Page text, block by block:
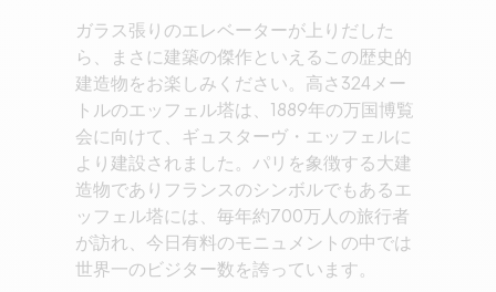
ガラス張りのエレベーターが上りだした
ら、まさに建築の傑作といえるこの歴史的
建造物をお楽しみください。高さ324メー
トルのエッフェル塔は、1889年の万国博覧
会に向けて、ギュスターヴ・エッフェルに
より建設されました。パリを象徴する大建
造物でありフランスのシンボルでもあるエ
ッフェル塔には、毎年約700万人の旅行者
が訪れ、今日有料のモニュメントの中では
世界一のビジター数を誇っています。